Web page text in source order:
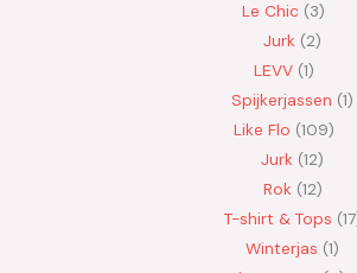
Le Chic 3
Jurk 2
LEVV 1
Spijkerjassen 1
Like Flo 109
Jurk 12
Rok 12
T-shirt & Tops 17
Winterjas 1